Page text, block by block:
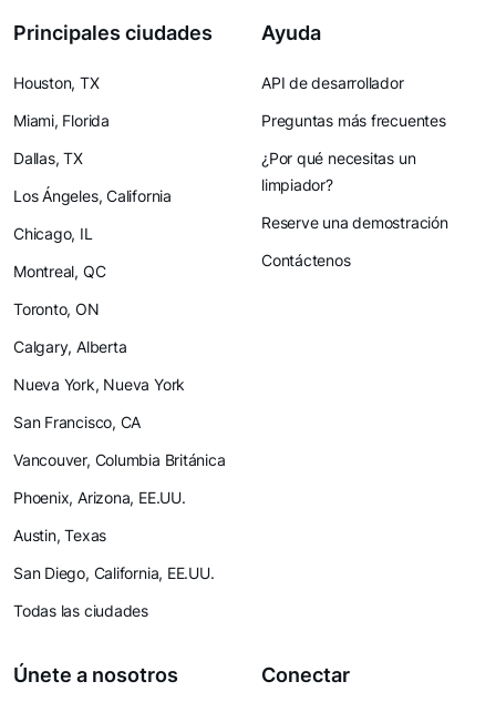
Principales ciudades
Houston, TX
Miami, Florida
Dallas, TX
Los Ángeles, California
Chicago, IL
Montreal, QC
Toronto, ON
Calgary, Alberta
Nueva York, Nueva York
San Francisco, CA
Vancouver, Columbia Británica
Phoenix, Arizona, EE.UU.
Austin, Texas
San Diego, California, EE.UU.
Todas las ciudades
Ayuda
API de desarrollador
Preguntas más frecuentes
¿Por qué necesitas un
limpiador?
Reserve una demostración
Contáctenos
Únete a nosotros Conectar